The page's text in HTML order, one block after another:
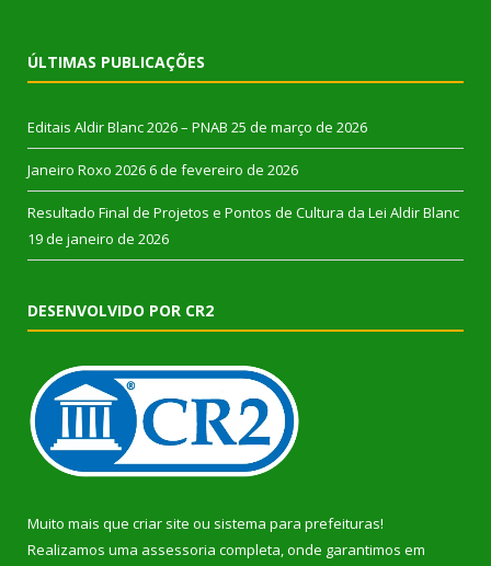
ÚLTIMAS PUBLICAÇÕES
Editais Aldir Blanc 2026 – PNAB 25 de março de 2026
Janeiro Roxo 2026 6 de fevereiro de 2026
Resultado Final de Projetos e Pontos de Cultura da Lei Aldir Blanc
19 de janeiro de 2026
DESENVOLVIDO POR CR2
Muito mais que criar site ou sistema para prefeituras!
Realizamos uma assessoria completa, onde garantimos em